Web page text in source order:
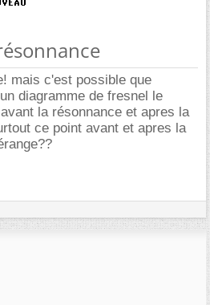
mais c'est possible que
diagramme de fresnel le
la résonnance et apres la
ce point avant et apres la